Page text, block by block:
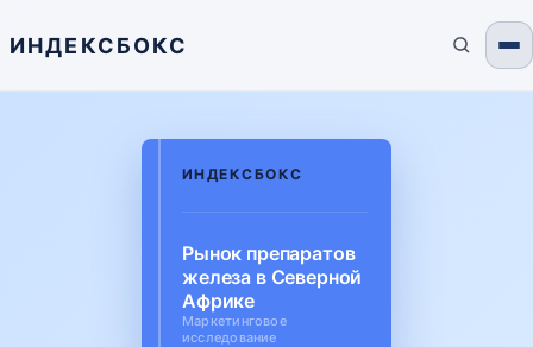
ИНДЕКСБОКС
ИНДЕКСБОКС
Рынок препаратов
железа в Северной
Африке
Маркетинговое
исследование